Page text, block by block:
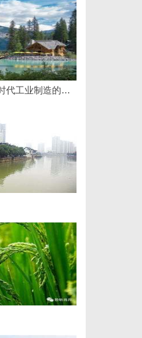
高精度激光切割机：新时代工业制造的革命者